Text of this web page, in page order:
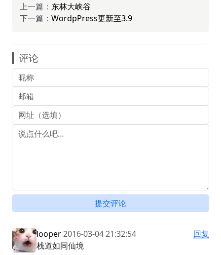
上一篇： 东林大峡谷
下一篇： WordpPress更新至3.9
评论
提交评论
looper2016-03-04 21:32:54
回复
栈道如同仙境